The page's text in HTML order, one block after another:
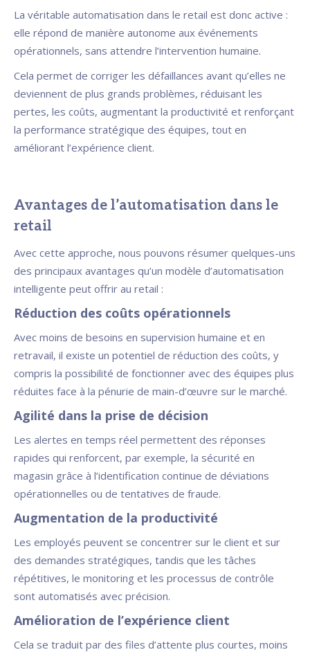
La véritable automatisation dans le retail est donc active :
elle répond de manière autonome aux événements
opérationnels, sans attendre l’intervention humaine.
Cela permet de corriger les défaillances avant qu’elles ne
deviennent de plus grands problèmes, réduisant les
pertes, les coûts, augmentant la productivité et renforçant
la performance stratégique des équipes, tout en
améliorant l’expérience client.
Avantages de l’automatisation dans le
retail
Avec cette approche, nous pouvons résumer quelques-uns
des principaux avantages qu’un modèle d’automatisation
intelligente peut offrir au retail :
Réduction des coûts opérationnels
Avec moins de besoins en supervision humaine et en
retravail, il existe un potentiel de réduction des coûts, y
compris la possibilité de fonctionner avec des équipes plus
réduites face à la pénurie de main-d’œuvre sur le marché.
Agilité dans la prise de décision
Les alertes en temps réel permettent des réponses
rapides qui renforcent, par exemple, la sécurité en
magasin grâce à l’identification continue de déviations
opérationnelles ou de tentatives de fraude.
Augmentation de la productivité
Les employés peuvent se concentrer sur le client et sur
des demandes stratégiques, tandis que les tâches
répétitives, le monitoring et les processus de contrôle
sont automatisés avec précision.
Amélioration de l’expérience client
Cela se traduit par des files d’attente plus courtes, moins